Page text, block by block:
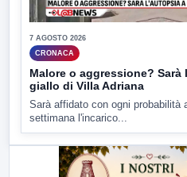
7 AGOSTO 2026
CRONACA
Malore o aggressione?
giallo di Villa Adriana
Sarà affidato con ogni probabilità
settimana l'incarico...